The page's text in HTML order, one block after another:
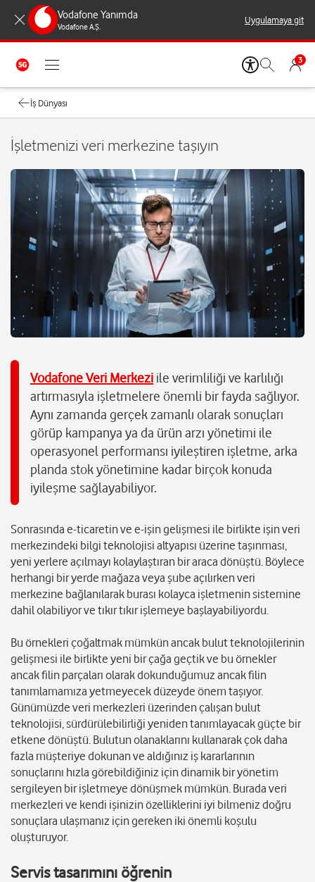
Vodafone Yanımda
Vodafone A.Ş.
Uygulamaya git
3
İş Dünyası
İşletmenizi veri merkezine taşıyın
Vodafone Veri Merkezi ile verimliliği ve karlılığı
artırmasıyla işletmelere önemli bir fayda sağlıyor.
Aynı zamanda gerçek zamanlı olarak sonuçları
görüp kampanya ya da ürün arzı yönetimi ile
operasyonel performansı iyileştiren işletme, arka
planda stok yönetimine kadar birçok konuda
iyileşme sağlayabiliyor.
Sonrasında e-ticaretin ve e-işin gelişmesi ile birlikte işin veri
merkezindeki bilgi teknolojisi altyapısı üzerine taşınması,
yeni yerlere açılmayı kolaylaştıran bir araca dönüştü. Böylece
herhangi bir yerde mağaza veya şube açılırken veri
merkezine bağlanılarak burası kolayca işletmenin sistemine
dahil olabiliyor ve tıkır tıkır işlemeye başlayabiliyordu.
Bu örnekleri çoğaltmak mümkün ancak bulut teknolojilerinin
gelişmesi ile birlikte yeni bir çağa geçtik ve bu örnekler
ancak filin parçaları olarak dokunduğumuz ancak filin
tanımlamamıza yetmeyecek düzeyde önem taşıyor.
Günümüzde veri merkezleri üzerinden çalışan bulut
teknolojisi, sürdürülebilirliği yeniden tanımlayacak güçte bir
etkene dönüştü. Bulutun olanaklarını kullanarak çok daha
fazla müşteriye dokunan ve aldığınız iş kararlarının
sonuçlarını hızla görebildiğiniz için dinamik bir yönetim
sergileyen bir işletmeye dönüşmek mümkün. Burada veri
merkezleri ve kendi işinizin özelliklerini iyi bilmeniz doğru
sonuçlara ulaşmanız için gereken iki önemli koşulu
oluşturuyor.
Servis tasarımını öğrenin